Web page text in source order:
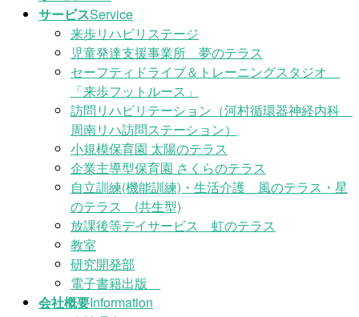
サービスService
来歩リハビリステージ
児童発達支援事業所 夢のテラス
セーフティドライブ＆トレーニングスタジオ
「来歩フットルース」
訪問リハビリテーション（河村循環器神経内科
周南リハ訪問ステーション）
小規模保育園 太陽のテラス
企業主導型保育園 さくらのテラス
自立訓練(機能訓練)・生活介護 風のテラス・星
のテラス (共生型)
放課後等デイサービス 虹のテラス
教室
研究開発部
電子書籍出版
会社概要Information